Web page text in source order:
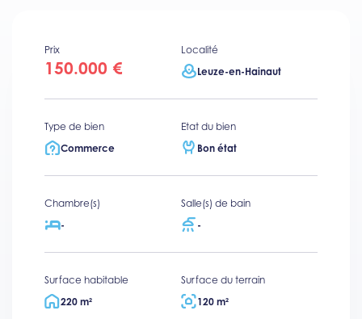
Prix
150.000 €
Localité
Leuze-en-Hainaut
Type de bien
Commerce
Etat du bien
Bon état
Chambre(s)
-
Salle(s) de bain
-
Surface habitable
220 m²
Surface du terrain
120 m²